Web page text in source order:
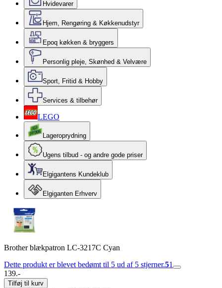
Hvidevarer
Hjem, Rengøring & Køkkenudstyr
Epoq køkken & bryggers
Personlig pleje, Skønhed & Velvære
Sport, Fritid & Hobby
Services & tilbehør
LEGO
Lageroprydning
Ugens tilbud - og andre gode priser
Elgigantens Kundeklub
Elgiganten Erhverv
Brother blækpatron LC-3217C Cyan
Dette produkt er blevet bedømt til 5 ud af 5 stjerner.51
139.-
Tilføj til kurv